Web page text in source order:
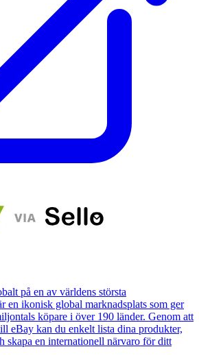
på en av världens största
en ikonisk global marknadsplats som ger
köpare i över 190 länder. Genom att
eBay kan du enkelt lista dina produkter,
skapa en internationell närvaro för ditt